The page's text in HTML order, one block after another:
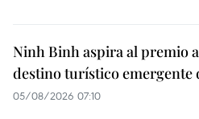
Ninh Binh aspira al premio
destino turístico emergente
05/08/2026 07:10